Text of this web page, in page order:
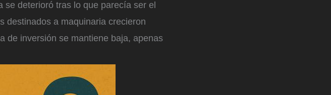
deterioró tras lo que parecía ser el
destinados a maquinaria crecieron
de inversión se mantiene baja, apenas